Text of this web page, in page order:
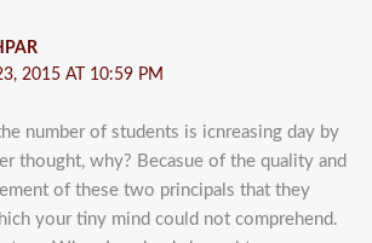
2015 AT 10:59 PM
number of students is icnreasing day by
thought, why? Becasue of the quality and
of these two principals that they
your tiny mind could not comprehend.